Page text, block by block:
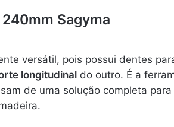
Sagyma
versátil, pois possui dentes
longitudinal do outro. É a
de uma solução completa para